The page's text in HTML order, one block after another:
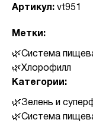
Артикул: vt951
Метки:
Система
Хлорофилл
Категории:
Зелень и
Система